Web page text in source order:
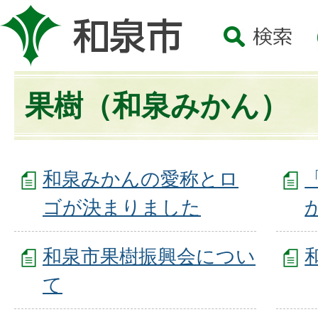
果樹（和泉みかん）
和泉みかんの愛称とロ
ゴが決まりました
和泉市果樹振興会につい
て